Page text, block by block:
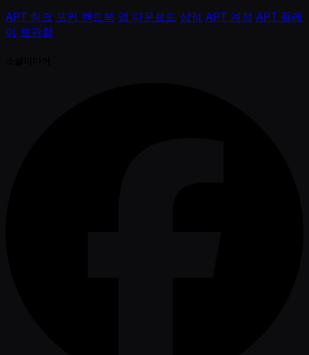
APT 링크 포커 핸드북 앱 다운로드 상점 APT 계정 APT 플레
이 보관함